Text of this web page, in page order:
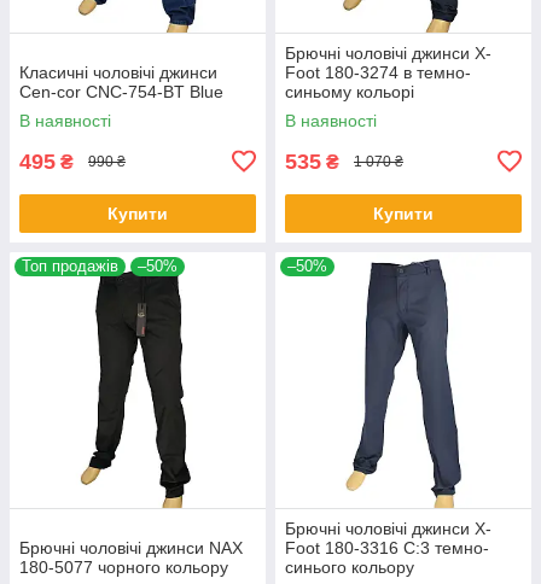
Класичні чоловічі джинси
Cen-cor CNC-754-BT Blue
В наявності
495 ₴ 990 ₴
Купити
Брючні чоловічі джинси X-
Foot 180-3274 в темно-
синьому кольорі
В наявності
535 ₴ 1 070 ₴
Купити
Топ продажів –50%
Брючні чоловічі джинси NAX
180-5077 чорного кольору
–50%
Брючні чоловічі джинси X-
Foot 180-3316 C:3 темно-
синього кольору